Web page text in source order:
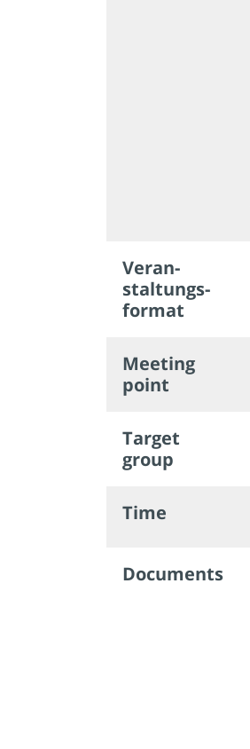
Veran­
staltungs­
format
Meeting
point
Target
group
Time
Documents